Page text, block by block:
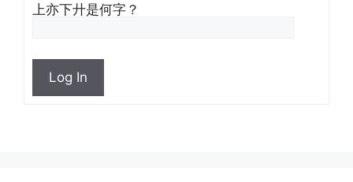
上亦下廾是何字？
Log In